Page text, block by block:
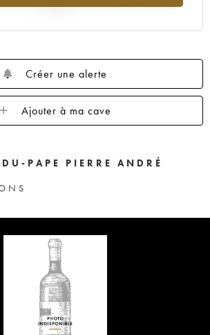
Créer une alerte
Ajouter à ma cave
PAPE PIERRE ANDRÉ